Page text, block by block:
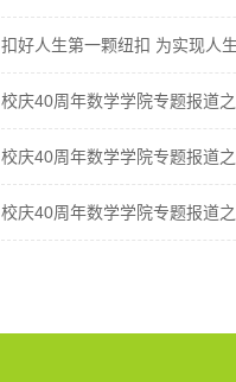
扣好人生第一颗纽扣 为实现人
校庆40周年数学学院专题报道
校庆40周年数学学院专题报道
校庆40周年数学学院专题报道